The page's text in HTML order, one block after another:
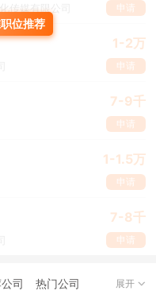
存在，但非重点高校毕业的
极的面试表现、优秀的工作
证书等简历信息质量的提高
够有效弥补学历劣势，提升
传媒有限公司 申请
1-2万
申请
7-9千
申请
1-1.5万
申请
7-8千
申请
位推荐
司 热门公司 展开